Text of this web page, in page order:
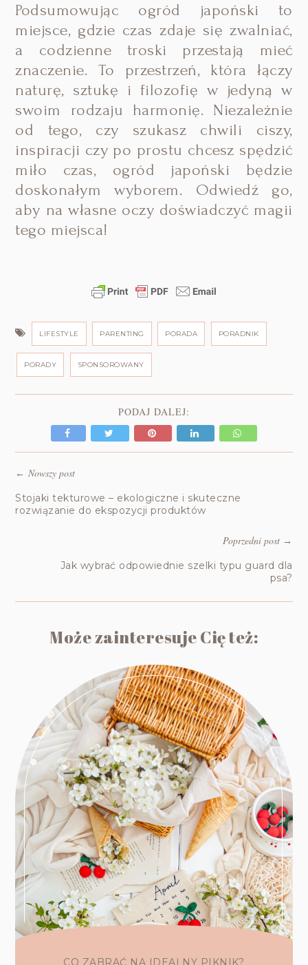
Podsumowując ogród japoński to
miejsce, gdzie czas zdaje się zwalniać,
a codzienne troski przestają mieć
znaczenie. To przestrzeń, która łączy
naturę, sztukę i filozofię w jedyną w
swoim rodzaju harmonię. Niezależnie
od tego, czy szukasz chwili ciszy,
inspiracji czy po prostu chcesz spędzić
miło czas, ogród japoński będzie
doskonałym wyborem. Odwiedź go,
aby na własne oczy doświadczyć magii
tego miejsca!
LIFESTYLE PARENTING PORADA PORADNIK
PORADY SPONSOROWANY
PODAJ DALEJ:
←Nowszy post
Stojaki tekturowe – ekologiczne i skuteczne
rozwiązanie do ekspozycji produktów
Poprzedni post→
Jak wybrać odpowiednie szelki typu guard dla
psa?
Może zainteresuje Cię też:
CO ZABRAĆ NA IDEALNY PIKNIK?